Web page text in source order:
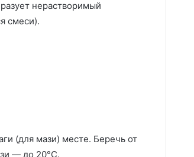
нерастворимый
смеси).
(для мази) месте. Беречь от
— до 20°C.